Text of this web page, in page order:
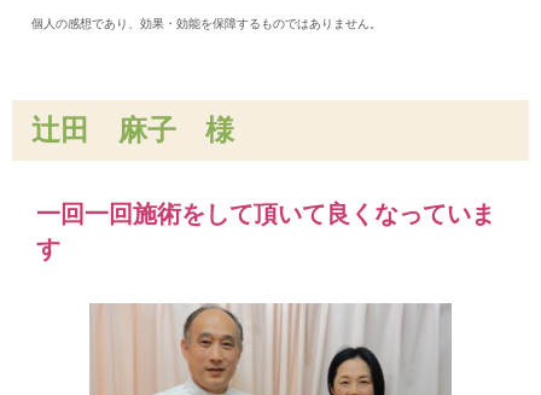
個人の感想であり、効果・効能を保障するものではありません。
辻田 麻子 様
一回一回施術をして頂いて良くなっていま
す